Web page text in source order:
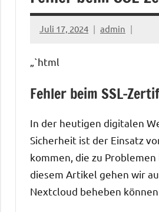
Juli 17, 2024 admin
„`html
Fehler beim SSL-
In der heutigen digitalen
Sicherheit ist der Einsatz
kommen, die zu
diesem Artikel gehen wir
Nextcloud beheben können.